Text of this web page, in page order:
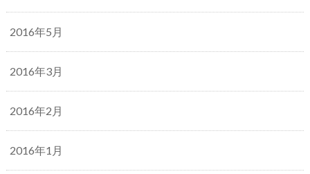
2016年5月
2016年3月
2016年2月
2016年1月